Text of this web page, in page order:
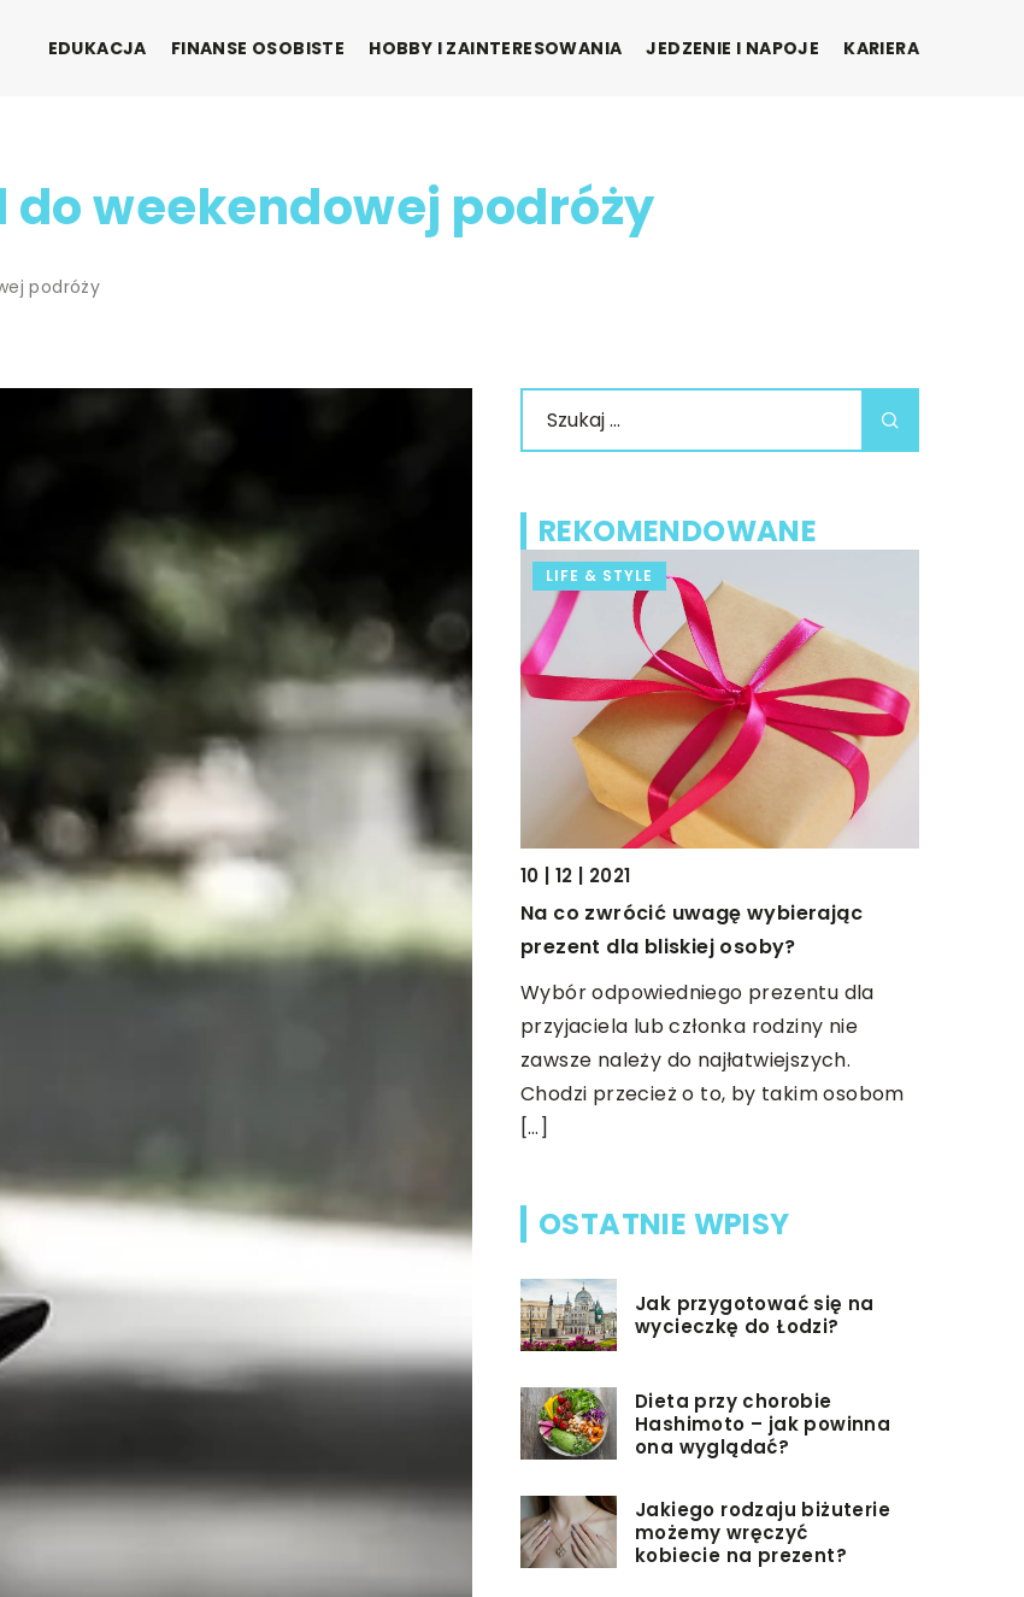
EDUKACJA FINANSE OSOBISTE HOBBY I ZAINTERESOWANIA JEDZENIE I NAPOJE KARIERA
weekendowej podróży
podróży
REKOMENDOWANE
byłe
natura
TECHNIKA
13 | 08 | 2022
Jakie są typy uchwytów na telefon do
samochodu?
Istnieje wiele rodzajów uchwytów na
LIFE & STYLE
10 | 12 | 2021
Na co zwrócić uwagę wybierając
prezent dla bliskiej osoby?
Wybór odpowiedniego prezentu dla
przyjaciela lub członka rodziny nie
zawsze należy do najłatwiejszych.
Chodzi przecież o to, by takim osobom
[…]
OSTATNIE WPISY
Jak przygotować się na
wycieczkę do Łodzi?
Dieta przy chorobie
Hashimoto – jak powinna
ona wyglądać?
Jakiego rodzaju biżuterie
możemy wręczyć
kobiecie na prezent?